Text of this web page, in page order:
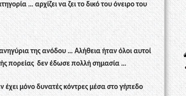
… αρχίζει να ζει το δικό του όνειρο του
της ανόδου … Αλήθεια ήταν όλοι αυτοί
πορείας δεν έδωσε πολλή σημασία …
μόνο δυνατές κόντρες μέσα στο γήπεδο